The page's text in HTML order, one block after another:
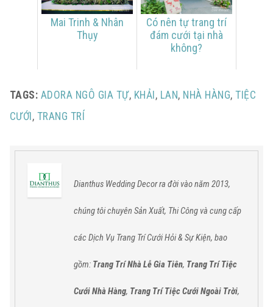
Mai Trinh & Nhân
Thụy
Có nên tự trang trí
đám cưới tại nhà
không?
TAGS: ADORA NGÔ GIA TỰ, KHẢI , LAN, NHÀ HÀNG,TIỆC
CƯỚI , TRANG TRÍ
Dianthus Wedding Decor ra đời vào năm 2013,
chúng tôi chuyên Sản Xuất, Thi Công và cung cấp
các Dịch Vụ Trang Trí Cưới Hỏi & Sự Kiện, bao
gồm: Trang Trí Nhà Lễ Gia Tiên, Trang Trí Tiệc
Cưới Nhà Hàng, Trang Trí Tiệc Cưới Ngoài Trời,